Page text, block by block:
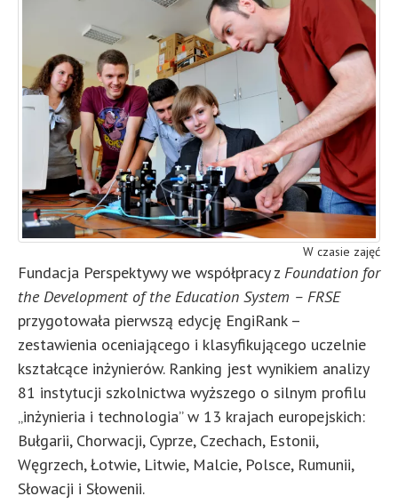
W czasie zajęć
Fundacja Perspektywy we współpracy z Foundation for
the Development of the Education System – FRSE
przygotowała pierwszą edycję EngiRank –
zestawienia oceniającego i klasyfikującego uczelnie
kształcące inżynierów. Ranking jest wynikiem analizy
81 instytucji szkolnictwa wyższego o silnym profilu
„inżynieria i technologia” w 13 krajach europejskich:
Bułgarii, Chorwacji, Cyprze, Czechach, Estonii,
Węgrzech, Łotwie, Litwie, Malcie, Polsce, Rumunii,
Słowacji i Słowenii.